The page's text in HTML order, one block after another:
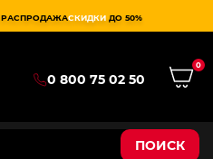
РАСПРОДАЖАСКИДКИ ДО 50%
0 800 75 02 50
0
ПОИСК